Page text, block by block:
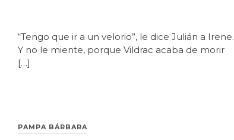
“Tengo que ir a un velorio”, le dice Julián a Irene.
Y no le miente, porque Vildrac acaba de morir
[…]
PAMPA BÁRBARA